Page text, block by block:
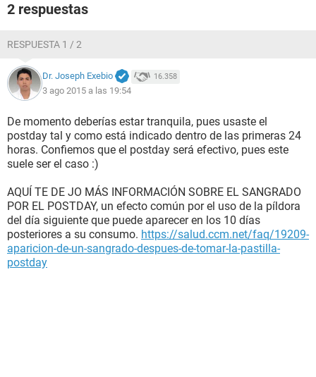
2 respuestas
RESPUESTA 1 / 2
Dr. Joseph Exebio 16.358
3 ago 2015 a las 19:54
De momento deberías estar tranquila, pues usaste el
postday tal y como está indicado dentro de las primeras 24
horas. Confiemos que el postday será efectivo, pues este
suele ser el caso :)
AQUÍ TE DE JO MÁS INFORMACIÓN SOBRE EL SANGRADO
POR EL POSTDAY, un efecto común por el uso de la píldora
del día siguiente que puede aparecer en los 10 días
posteriores a su consumo. https://salud.ccm.net/faq/19209-
aparicion-de-un-sangrado-despues-de-tomar-la-pastilla-
postday